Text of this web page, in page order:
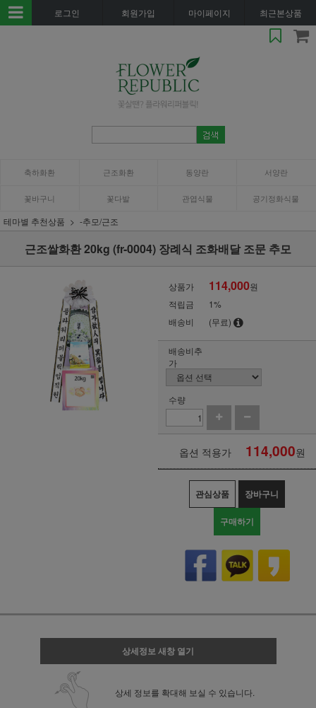
로그인 회원가입 마이페이지 최근본상품
축하화환 근조화환 동양란 서양란
꽃바구니 꽃다발 관엽식물 공기정화식물
테마별 추천상품 -추모/근조
근조쌀화환 20kg (fr-0004) 장례식 조화배달 조문 추모
상품가 114,000원
적립금
1%
배송비
(무료)
배송비추
가
수량
옵션 적용가 114,000원
관심상품 장바구니
구매하기
상세정보 새창 열기
상세 정보를 확대해 보실 수 있습니다.